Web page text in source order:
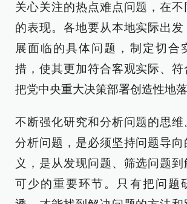
关心关注的热点难点问题，在不
的表现。各地要从本地实际出
展面临的具体问题，制定切合
措，使其更加符合客观实际、符
把党中央重大决策部署创造性地落
不断强化研究和分析问题的思维
分析问题，是必须坚持问题导向
义，是从发现问题、筛选问题
可少的重要环节。只有把问题